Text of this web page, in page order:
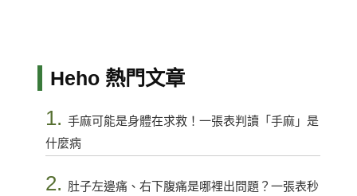
Heho 熱門文章
1. 手麻可能是身體在求救！一張表判讀「手麻」是
什麼病
2. 肚子左邊痛、右下腹痛是哪裡出問題？一張表秒